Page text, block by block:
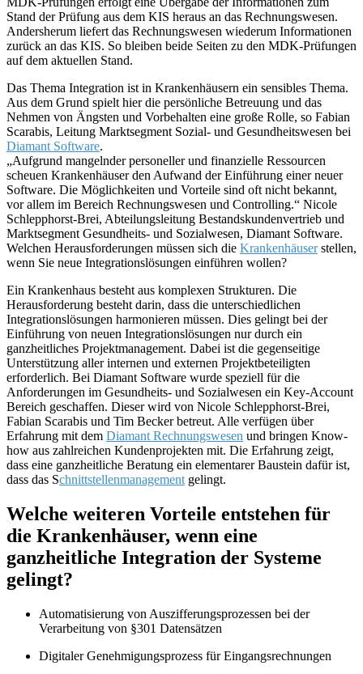
Stand der Prüfung aus dem KIS heraus an das Rechnungswesen.
Andersherum liefert das Rechnungswesen wiederum Informationen
zurück an das KIS. So bleiben beide Seiten zu den MDK-Prüfungen
auf dem aktuellen Stand.
Das Thema Integration ist in Krankenhäusern ein sensibles Thema.
Aus dem Grund spielt hier die persönliche Betreuung und das
Nehmen von Ängsten und Vorbehalten eine große Rolle, so Fabian
Scarabis, Leitung Marktsegment Sozial- und Gesundheitswesen bei
Diamant Software.
„Aufgrund mangelnder personeller und finanzielle Ressourcen
scheuen Krankenhäuser den Aufwand der Einführung einer neuer
Software. Die Möglichkeiten und Vorteile sind oft nicht bekannt,
vor allem im Bereich Rechnungswesen und Controlling.“ Nicole
Schlepphorst-Brei, Abteilungsleitung Bestandskundenvertrieb und
Marktsegment Gesundheits- und Sozialwesen, Diamant Software.
Welchen Herausforderungen müssen sich die Krankenhäuserstellen,
wenn Sie neue Integrationslösungen einführen wollen?
Ein Krankenhaus besteht aus komplexen Strukturen. Die
Herausforderung besteht darin, dass die unterschiedlichen
Integrationslösungen harmonieren müssen. Dies gelingt bei der
Einführung von neuen Integrationslösungen nur durch ein
ganzheitliches Projektmanagement. Dabei ist die gegenseitige
Unterstützung aller internen und externen Projektbeteiligten
erforderlich. Bei Diamant Software wurde speziell für die
Anforderungen im Gesundheits- und Sozialwesen ein Key-Account
Bereich geschaffen. Dieser wird von Nicole Schlepphorst-Brei,
Fabian Scarabis und Tim Becker betreut. Alle verfügen über
Erfahrung mit dem Diamant Rechnungswesen und bringen Know-
how aus zahlreichen Kundenprojekten mit. Die Erfahrung zeigt,
dass eine ganzheitliche Beratung ein elementarer Baustein dafür ist,
dass das Schnittstellenmanagementgelingt.
Welche weiteren Vorteile entstehen für
die Krankenhäuser, wenn eine
ganzheitliche Integration der Systeme
gelingt?
Automatisierung von Auszifferungsprozessen bei der
Verarbeitung von §301 Datensätzen
Digitaler Genehmigungsprozess für Eingangsrechnungen